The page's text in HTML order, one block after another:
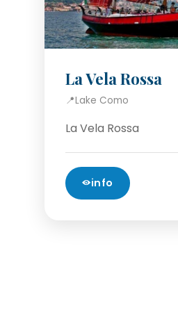
La Vela Rossa
📍Lake Como
La Vela Rossa
info